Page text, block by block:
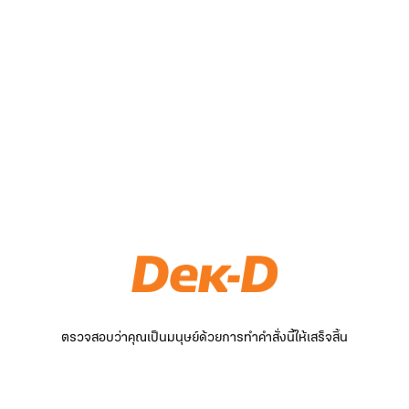
ตรวจสอบว่าคุณเป็นมนุษย์ด้วยการทำคำสั่งนี้ให้เสร็จสิ้น